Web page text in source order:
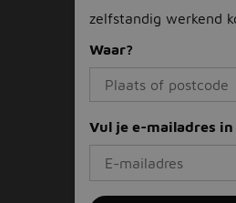
zelfstandig werkend
Waar?
Vul je e-mailadres in